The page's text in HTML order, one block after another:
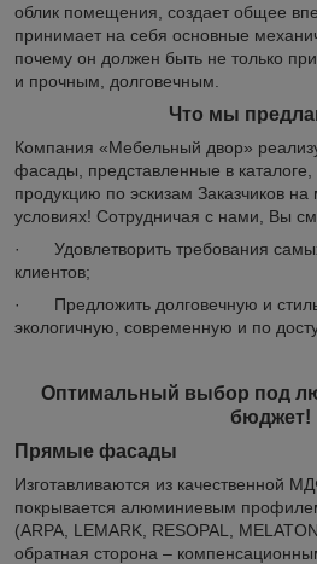
облик помещения, создает общее
принимает на себя основные
почему он должен быть не только
и прочным, долговечным.
Что мы
Компания «Мебельный двор»
фасады, представленные в каталоге,
продукцию по эскизам Заказчиков
условиях! Сотрудничая с нами, Вы
· Удовлетворить требования
клиентов;
· Предложить долговечную и
экологичную, современную и по
Оптимальный выбор под
бюджет!
Прямые фасады
Изготавливаются из качественной
покрывается алюминиевым
(ARPA, LEMARK, RESOPAL,
обратная сторона –